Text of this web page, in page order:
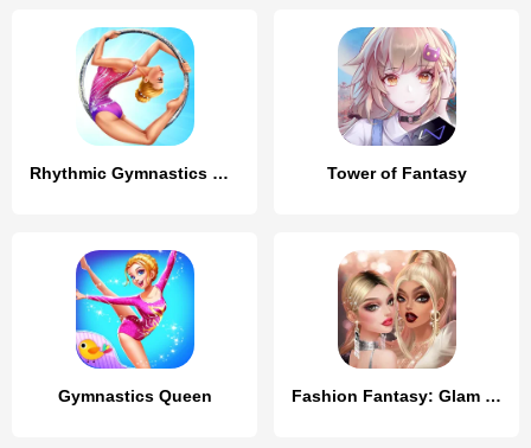
Rhythmic Gymnastics Dream Team Tower of Fantasy
Gymnastics Queen Fashion Fantasy: Glam Stylist